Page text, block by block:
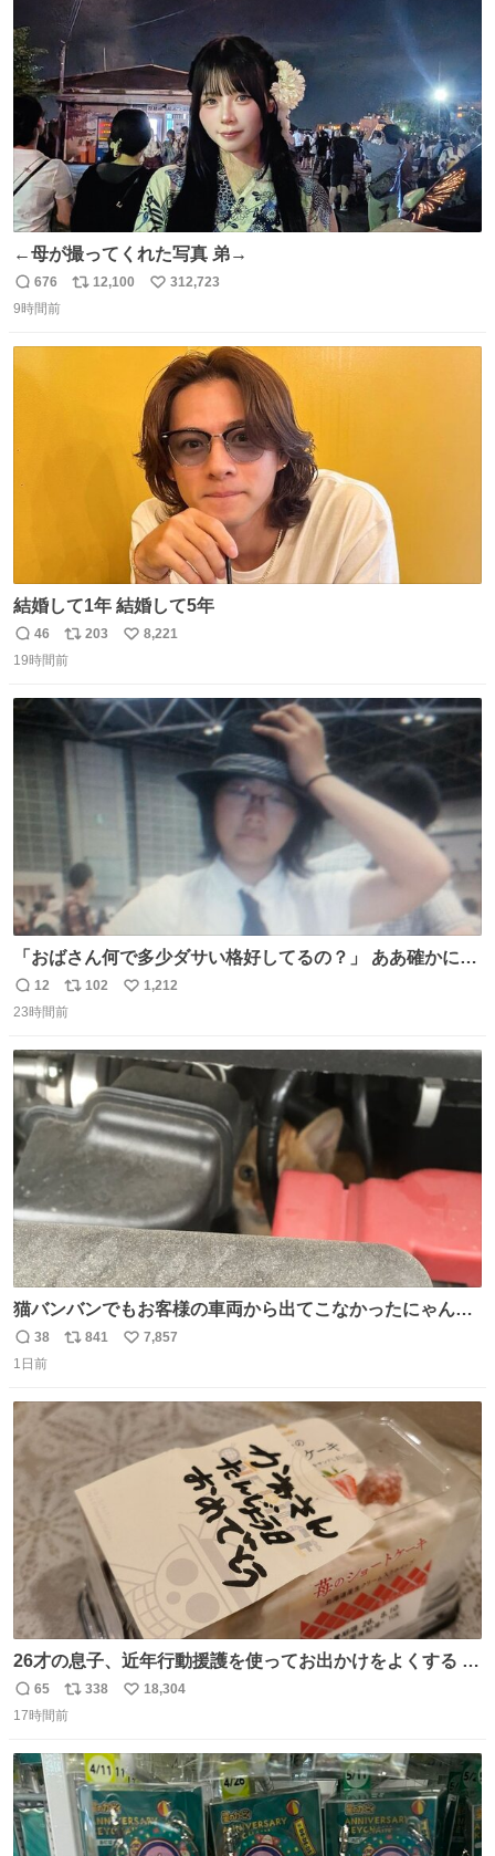
数
数
←母が撮ってくれた写真 弟→
返
信
676
リ
12,100
い
312,723
9時間前
結婚して1年 結婚して5年
返
信
46
リ
ポ
ト
数
203
い
数
8,221
19時間前
「おばさん何で多少ダサい格好してるの？」 ああ確かに多
少ダサいな。君達が大人になる時にはこんな格好しなくて
済むと良いな
返
信
12
リ
ポ
ト
数
102
い
数
1,212
23時間前
猫バンバンでもお客様の車両から出てこなかったにゃんこ
🐈 救出しようとした工場長が腕を引っ掻かれ、ぱんぱんに
膨れ上がり、傷だらけ血だらけになりながらも何とか救出
返
信
38
リ
ト
数
841
い
数
7,857
1日前
26才の息子、近年行動援護を使ってお出かけをよくする 親
との外出はもう嫌らしい。 中身は小学生位なのに小癪な😅
昨日は夜のショッピングモールに行った 先に寝といてよ❗
れ買いに行ってくれたんだ…😭
返
信
65
リ
ポ
ト
数
338
い
数
18,304
17時間前